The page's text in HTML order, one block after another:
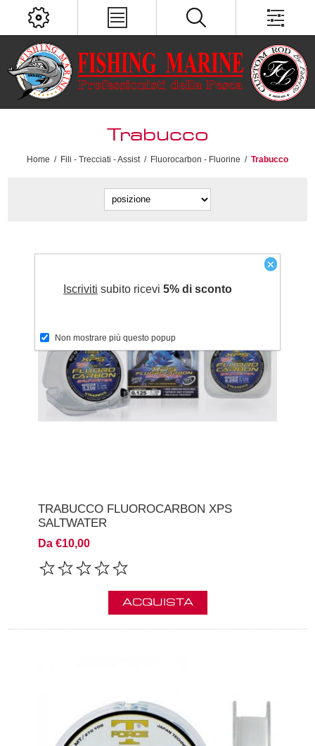
Trabucco
Home / Fili - Trecciati - Assist / Fluorocarbon - Fluorine / Trabucco
TRABUCCO FLUOROCARBON XPS
SALTWATER
Da €10,00
ACQUISTA
×
Iscriviti subito ricevi 5% di sconto
Non mostrare più questo popup